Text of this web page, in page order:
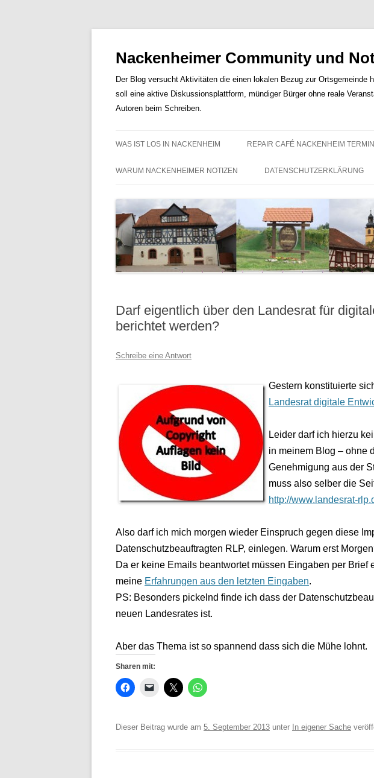
Nackenheimer Community und
Der Blog versucht Aktivitäten die einen lokalen Bezug zur
soll eine aktive Diskussionsplattform, mündiger Bürger ohne reale
Autoren beim Schreiben.
WAS IST LOS IN NACKENHEIM REPAIR CAFÉ NACKENHEIM
WARUM NACKENHEIMER NOTIZEN DATENSCHUTZERKLÄRUNG
Darf eigentlich über den Landesrat für
berichtet werden?
Schreibe eine Antwort
Gestern konstituierte
Landesrat digitale
Leider darf ich hierzu
in meinem Blog – ohne
Genehmigung aus der
muss also selber die
http://www.landesrat-
Also darf ich mich morgen wieder Einspruch gegen diese
Datenschutzbeauftragten RLP, einlegen. Warum erst
Da er keine Emails beantwortet müssen Eingaben per Brief
meine Erfahrungen aus den letzten Eingaben.
PS: Besonders pickelnd finde ich dass der
neuen Landesrates ist.
Aber das Thema ist so spannend dass sich die Mühe lohnt.
Sharen mit:
Dieser Beitrag wurde am 5. September 2013 unter In eigener Sache